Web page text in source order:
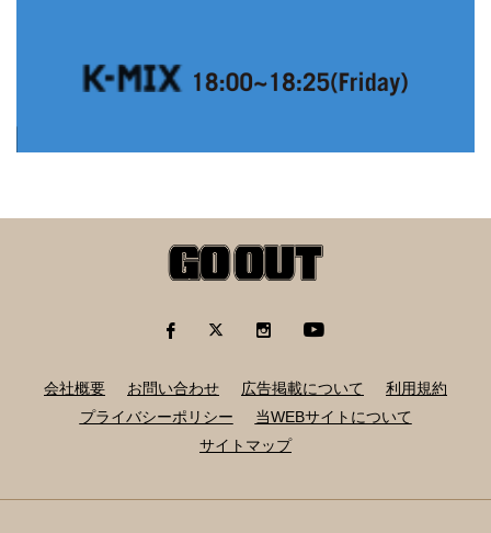
会社概要 お問い合わせ 広告掲載について
利用規約
プライバシーポリシー
当WEBサイトについて
サイトマップ